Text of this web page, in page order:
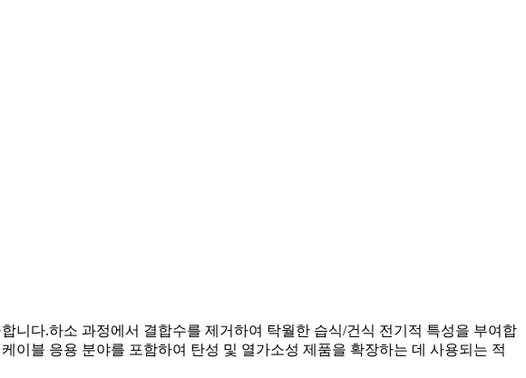
니다.하소 과정에서 결합수를 제거하여 탁월한 습식/건식 전기적 특성을 부여합
이블 응용 분야를 포함하여 탄성 및 열가소성 제품을 확장하는 데 사용되는 적